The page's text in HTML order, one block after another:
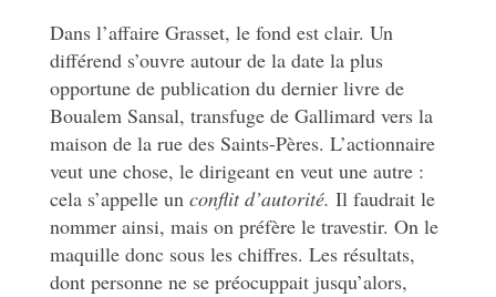
Dans l’affaire Grasset, le fond est clair. Un
différend s’ouvre autour de la date la plus
opportune de publication du dernier livre de
Boualem Sansal, transfuge de Gallimard vers la
maison de la rue des Saints-Pères. L’actionnaire
veut une chose, le dirigeant en veut une autre :
cela s’appelle un conflit d’autorité. Il faudrait le
nommer ainsi, mais on préfère le travestir. On le
maquille donc sous les chiffres. Les résultats,
dont personne ne se préocuppait jusqu’alors,